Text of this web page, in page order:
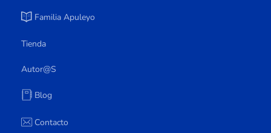
Familia Apuleyo
Tienda
Autor@s
Blog
Contacto